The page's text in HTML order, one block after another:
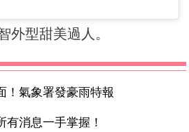
外型甜美過人。
！氣象署發豪雨特報
消息一手掌握！